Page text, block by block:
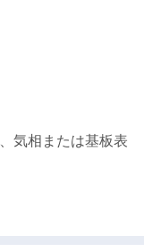
気相または基板表